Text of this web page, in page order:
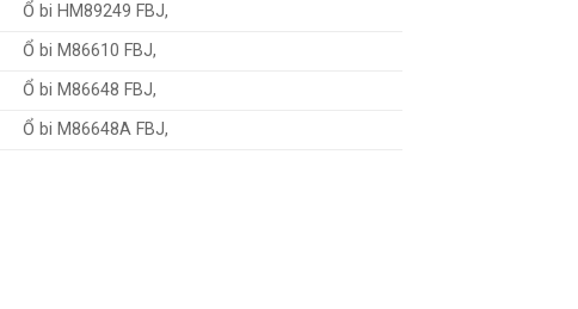
Ổ bi HM89249 FBJ,
Ổ bi M86610 FBJ,
Ổ bi M86648 FBJ,
Ổ bi M86648A FBJ,